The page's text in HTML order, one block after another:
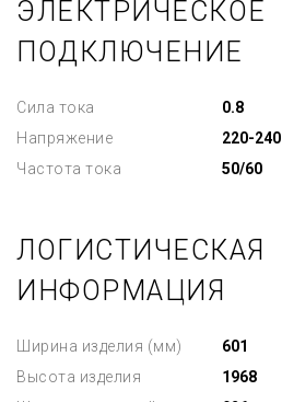
ЭЛЕКТРИЧЕСКОЕ
ПОДКЛЮЧЕНИЕ
Сила тока
0.8
Напряжение
220-240
Частота тока
50/60
ЛОГИСТИЧЕСКАЯ
ИНФОРМАЦИЯ
Ширина изделия (мм)
601
Высота изделия
1968